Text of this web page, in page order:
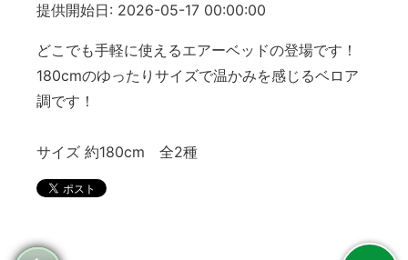
提供開始日: 2026-05-17 00:00:00
どこでも手軽に使えるエアーベッドの登場です！
180cmのゆったりサイズで温かみを感じるベロア
調です！
サイズ 約180cm 全2種